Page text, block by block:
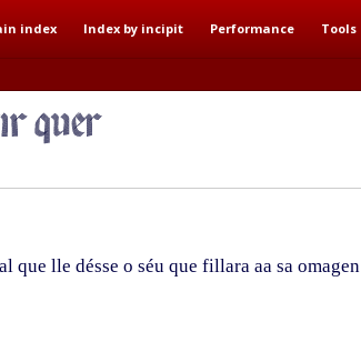
index Index by incipit Performance Tools
que lle désse o séu que fillara aa sa omagen